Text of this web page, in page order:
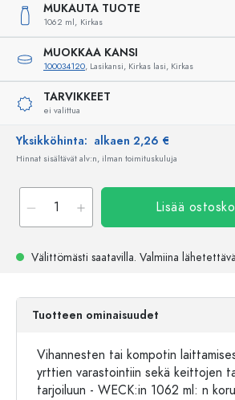
MUKAUTA TUOTE
1062 ml, Kirkas
MUOKKAA KANSI
100034120, Lasikansi, Kirkas lasi, Kirkas
TARVIKKEET
ei valittua
Yksikköhinta: alkaen 2,26 €
Hinnat sisältävät alv:n, ilman toimituskuluja
Lisää
Välittömästi saatavilla. Valmiina
Tuotteen ominaisuudet
Vihannesten tai kompotin
yrttien varastointiin sekä keittojen
tarjoiluun - WECK:in 1062 ml: n